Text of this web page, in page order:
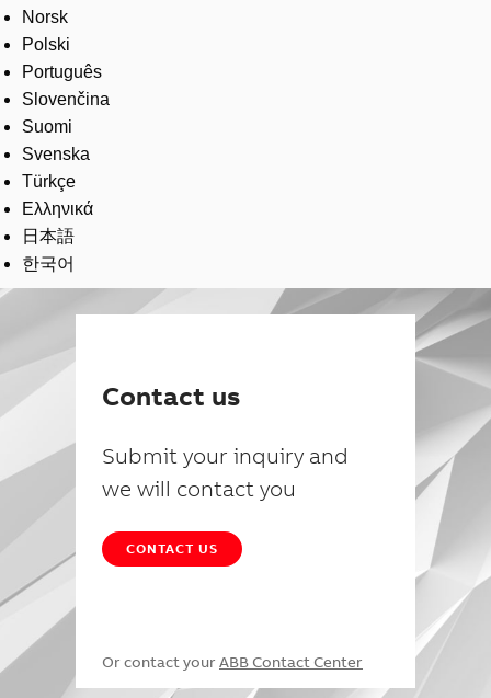
Norsk
Polski
Português
Slovenčina
Suomi
Svenska
Türkçe
Ελληνικά
日本語
한국어
Contact us
Submit your inquiry and
we will contact you
CONTACT US
Or contact your ABB Contact Center